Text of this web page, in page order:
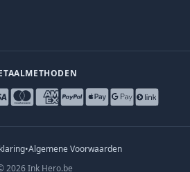
•Algemene Voorwaarden
2026 Ink Hero.be